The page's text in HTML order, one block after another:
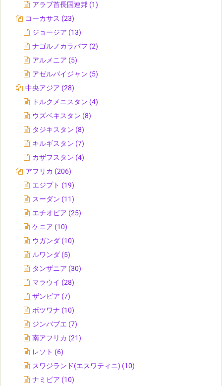
アラブ首長国連邦 (1)
コーカサス (23)
ジョージア (13)
ナゴルノカラバフ (2)
アルメニア (5)
アゼルバイジャン (5)
中央アジア (28)
トルクメニスタン (4)
ウズベキスタン (8)
タジキスタン (8)
キルギスタン (7)
カザフスタン (4)
アフリカ (206)
エジプト (19)
スーダン (11)
エチオピア (25)
ケニア (10)
ウガンダ (10)
ルワンダ (5)
タンザニア (30)
マラウイ (28)
ザンビア (7)
ボツワナ (10)
ジンバブエ (7)
南アフリカ (21)
レソト (6)
スワジランド(エスワティニ) (10)
ナミビア (10)